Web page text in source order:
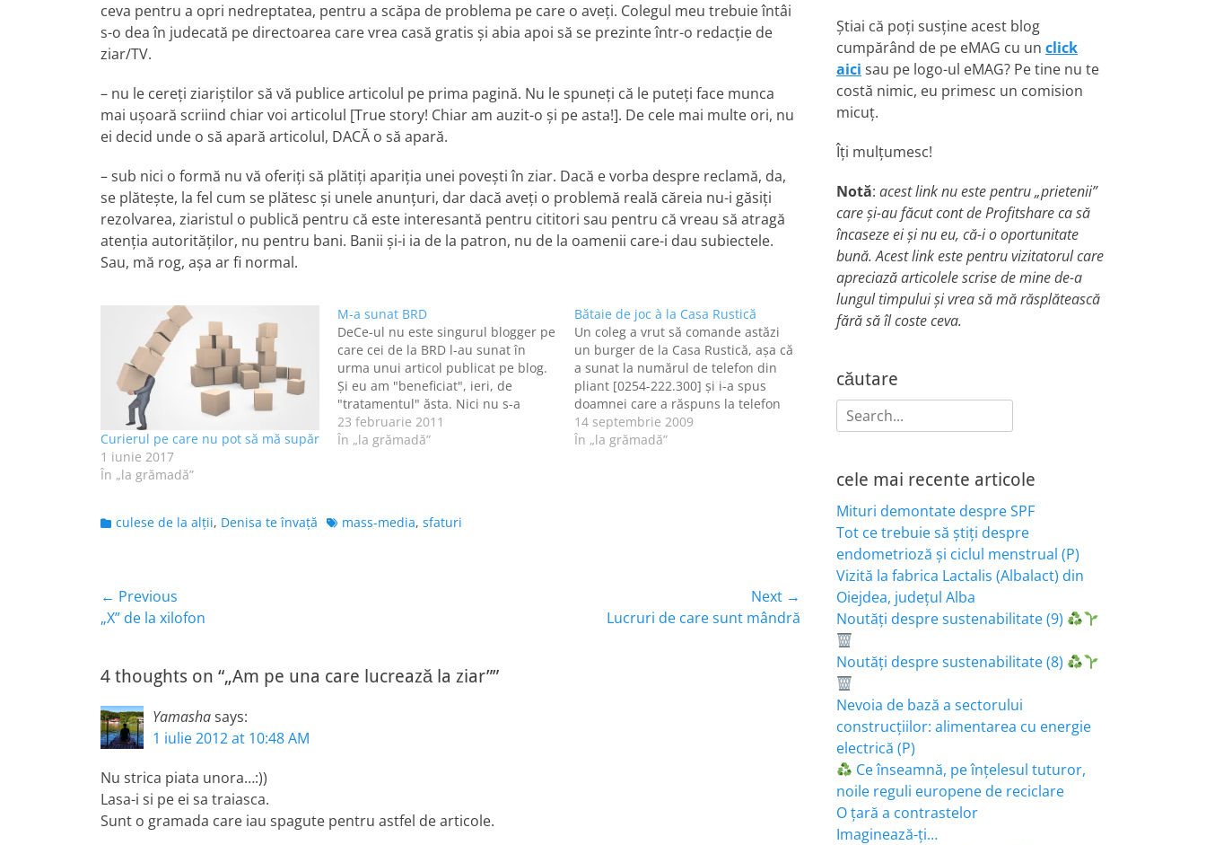
ceva pentru a opri nedreptatea, pentru a scăpa de problema pe care o aveţi. Colegul meu trebuie întâi
s-o dea în judecată pe directoarea care vrea casă gratis şi abia apoi să se prezinte într-o redacţie de
ziar/TV.
– nu le cereţi ziariştilor să vă publice articolul pe prima pagină. Nu le spuneţi că le puteţi face munca
mai uşoară scriind chiar voi articolul [True story! Chiar am auzit-o şi pe asta!]. De cele mai multe ori, nu
ei decid unde o să apară articolul, DACĂ o să apară.
– sub nici o formă nu vă oferiţi să plătiţi apariţia unei poveşti în ziar. Dacă e vorba despre reclamă, da,
se plăteşte, la fel cum se plătesc şi unele anunţuri, dar dacă aveţi o problemă reală căreia nu-i găsiţi
rezolvarea, ziaristul o publică pentru că este interesantă pentru cititori sau pentru că vreau să atragă
atenţia autorităţilor, nu pentru bani. Banii şi-i ia de la patron, nu de la oamenii care-i dau subiectele.
Sau, mă rog, aşa ar fi normal.
Curierul pe care nu pot să mă supăr
1 iunie 2017
În „la grămadă”
M-a sunat BRD
DeCe-ul nu este singurul blogger pe
care cei de la BRD l-au sunat în
urma unui articol publicat pe blog.
Şi eu am "beneficiat", ieri, de
"tratamentul" ăsta. Nici nu s-a
crăpat bine de ora 12, că telefonul
meu a început să sune.
23 februarie 2011
În „la grămadă”
Bătaie de joc à la Casa Rustică
Un coleg a vrut să comande astăzi
un burger de la Casa Rustică, aşa că
a sunat la numărul de telefon din
pliant [0254-222.300] şi i-a spus
doamnei care a răspuns la telefon
că vrea un burger cu piept de pui.
Aştepta să-i ceară adresa la care să
14 septembrie 2009
În „la grămadă”
Categories
culese de la alţii, Denisa te învaţă Tagsmass-media, sfaturi
Navigare
în
articole
← Previous
Previous
„X” de la xilofon
Next →
Lucruri de care sunt mândră
4 thoughts on “„Am pe una care lucrează la ziar””
Yamashasays:
1 iulie 2012 at 10:48 AM
Nu strica piata unora…:))
Lasa-i si pe ei sa traiasca.
Sunt o gramada care iau spagute pentru astfel de articole.
Știai că poți susține acest blog
cumpărând de pe eMAG cu un click
aici sau pe logo-ul eMAG? Pe tine nu te
costă nimic, eu primesc un comision
micuț.
Îți mulțumesc!
Notă: acest link nu este pentru „prietenii”
care și-au făcut cont de Profitshare ca să
încaseze ei și nu eu, că-i o oportunitate
bună. Acest link este pentru vizitatorul care
apreciază articolele scrise de mine de-a
lungul timpului și vrea să mă răsplătească
fără să îl coste ceva.
căutare
Search
for:
cele mai recente articole
Mituri demontate despre SPF
Tot ce trebuie să știți despre
endometrioză și ciclul menstrual (P)
Vizită la fabrica Lactalis (Albalact) din
Oiejdea, județul Alba
Noutăți despre sustenabilitate (9)
Noutăți despre sustenabilitate (8)
Nevoia de bază a sectorului
construcțiilor: alimentarea cu energie
electrică (P)
Ce înseamnă, pe înțelesul tuturor,
noile reguli europene de reciclare
O țară a contrastelor
Imaginează-ți…